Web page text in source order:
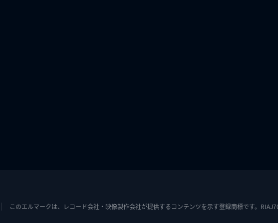
このエルマークは、レコード会社・映像製作会社が提供するコンテンツを示す登録商標です。